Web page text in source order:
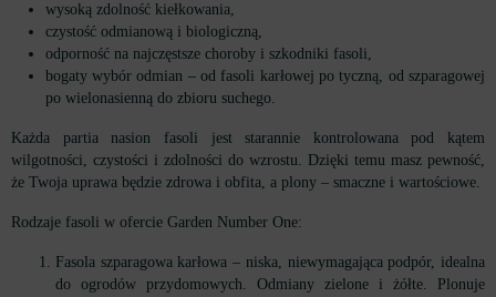
wysoką zdolność kiełkowania,
czystość odmianową i biologiczną,
odporność na najczęstsze choroby i szkodniki fasoli,
bogaty wybór odmian – od fasoli karłowej po tyczną, od szparagowej
po wielonasienną do zbioru suchego.
Każda partia nasion fasoli jest starannie kontrolowana pod kątem
wilgotności, czystości i zdolności do wzrostu. Dzięki temu masz pewność,
że Twoja uprawa będzie zdrowa i obfita, a plony – smaczne i wartościowe.
Rodzaje fasoli w ofercie Garden Number One:
Fasola szparagowa karłowa – niska, niewymagająca podpór, idealna
do ogrodów przydomowych. Odmiany zielone i żółte. Plonuje